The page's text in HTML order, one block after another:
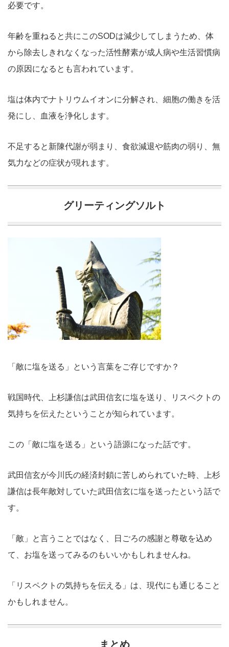
必要です。
年齢を重ねると共にこのSODは減少してしまうため、体
から除去しきれなくなった活性酵素が成人病や生活習慣病
の原因になるとも言われています。
塩は体内でナトリウムイオンに分解され、細胞の働きを活
発にし、血液を浄化します。
不足すると新陳代謝が弱まり、食欲減退や筋肉の弱り、無
気力などの症状が現れます。
グリーティングソルト
「敵に塩を送る」という言葉をご存じですか？
戦国時代、上杉謙信は武田信玄に塩を送り、リスペクトの
気持ちを伝えたということが知られています。
この「敵に塩を送る」という語源になった話です。
武田信玄が今川氏の経済封鎖に苦しめられていた時、上杉
謙信は長年敵対していた武田信玄に塩を送ったという話で
す。
「敵」と言うことではなく、日ごろの感謝と尊敬を込め
て、お塩を送ってみるのもいいかもしれませんね。
「リスペクトの気持ちを伝える」は、現代にも通じること
かもしれません。
まとめ